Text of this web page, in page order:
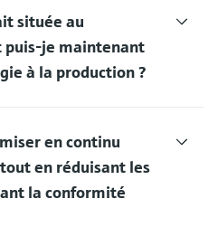
située au
je maintenant
à la production ?
en continu
en réduisant les
la conformité